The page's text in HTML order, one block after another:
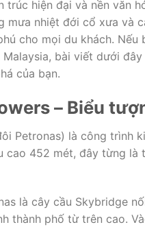
trúc hiện đại và nền văn
mưa nhiệt đới cổ xưa và
cho mọi du khách.
bài viết dưới
của bạn.
– Biểu
Petronas) là công trình
cao 452 mét, đây từng
là cây cầu Skybridge
thành phố từ trên cao.